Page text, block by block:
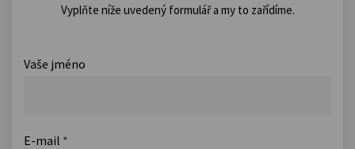
Vyplňte níže uvedený formulář a my to zařídíme.
Vaše jméno
E-mail *